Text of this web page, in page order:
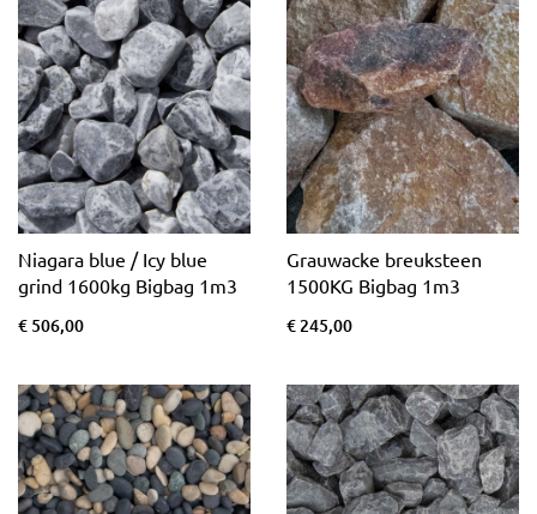
Niagara blue / Icy blue
grind 1600kg Bigbag 1m3
€ 506,00
Grauwacke breuksteen
1500KG Bigbag 1m3
€ 245,00